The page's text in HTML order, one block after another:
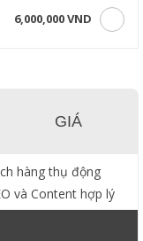
6,000,000 VND
GIÁ
hàng thụ động
và Content hợp lý